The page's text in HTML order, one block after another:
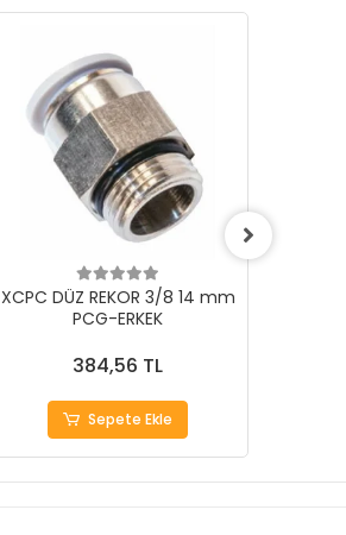
XCPC DÜZ REKOR 3/8 14 mm
PCG-ERKEK
384,56 TL
Sepete Ekle